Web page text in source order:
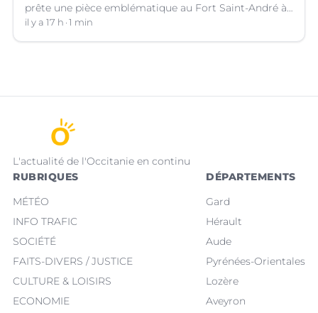
prête une pièce emblématique au Fort Saint-André à
Villeneuve-lez-Avignon (Gard).
il y a 17 h 1 min
L'actualité de l'Occitanie en continu
RUBRIQUES
MÉTÉO
INFO TRAFIC
SOCIÉTÉ
FAITS-DIVERS / JUSTICE
CULTURE & LOISIRS
ECONOMIE
DÉPARTEMENTS
Gard
Hérault
Aude
Pyrénées-Orientales
Lozère
Aveyron